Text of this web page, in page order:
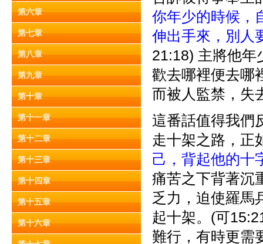
第六章
第七章
第八章
第九章
第十章
第十一章
第十二章
第十三章
第十四章
第十五章
第十六章
你年少的時候，
伸出手來，別人
21:18) 主將他年
歡去哪裡便去哪
而被人監禁，失
這番話值得我們
走十架之路，正
己，背起他的十
痛苦之下背著沉
乏力，迫使羅馬
起十架。(可
難行，有時更需